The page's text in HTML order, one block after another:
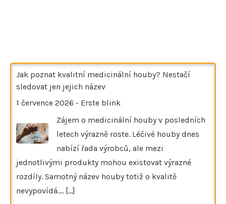
Jak poznat kvalitní medicinální houby? Nestačí
sledovat jen jejich název
1 července 2026 - Erste blink
Zájem o medicinální houby v posledních
letech výrazně roste. Léčivé houby dnes
nabízí řada výrobců, ale mezi
jednotlivými produkty mohou existovat výrazné
rozdíly. Samotný název houby totiž o kvalitě
nevypovídá.… [...]